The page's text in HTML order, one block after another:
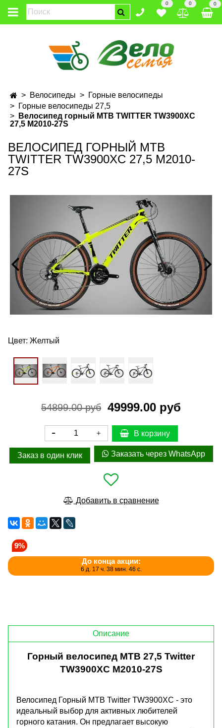
0 0 0
Велосипеды
Горные велосипеды
Горные велосипеды 27,5
Велосипед горный MTB TWITTER TW3900XC
27,5 M2010-27S
ВЕЛОСИПЕД ГОРНЫЙ MTB
TWITTER TW3900XC 27,5 M2010-
27S
Цвет: Желтый
54899.00 руб 49999.00 руб
В корзину
Заказ в один клик Заказать через WhatsApp
Добавить в сравнение
9%
До конца акции:
6 д. 17 ч. 38 мин. 46 с.
Описание
Горный велосипед MTB 27,5 Twitter
TW3900XC M2010-27S
Велосипед Горный MTB Twitter TW3900XC - это
идеальный выбор для активных любителей
горного катания. Он предлагает высокую